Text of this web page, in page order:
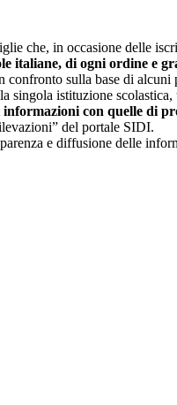
che, in occasione delle
italiane, di ogni ordine e
confronto sulla base di alcuni
istituzione
con quelle di
del portale SIDI.
e diffusione delle